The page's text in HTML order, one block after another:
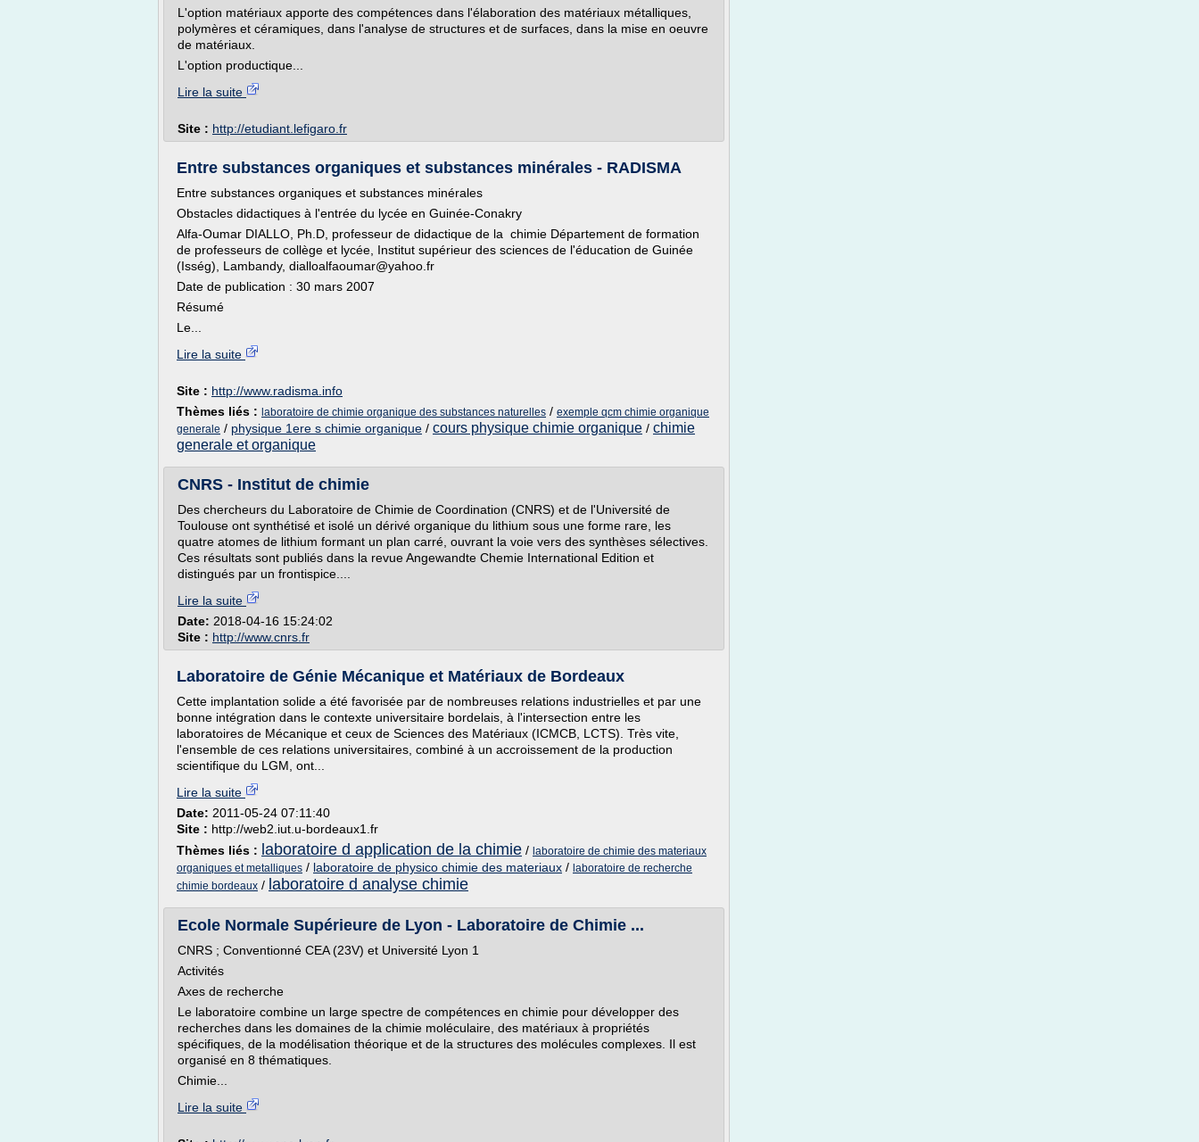
L'option matériaux apporte des compétences dans l'élaboration des matériaux métalliques,
polymères et céramiques, dans l'analyse de structures et de surfaces, dans la mise en oeuvre
de matériaux.
L'option productique...
Lire la suite
Site : http://etudiant.lefigaro.fr
Entre substances organiques et substances minérales - RADISMA
Entre substances organiques et substances minérales
Obstacles didactiques à l'entrée du lycée en Guinée-Conakry
Alfa-Oumar DIALLO, Ph.D, professeur de didactique de la chimie Département de formation
de professeurs de collège et lycée, Institut supérieur des sciences de l'éducation de Guinée
(Isség), Lambandy, dialloalfaoumar@yahoo.fr
Date de publication : 30 mars 2007
Résumé
Le...
Lire la suite
Site : http://www.radisma.info
Thèmes liés : laboratoire de chimie organique des substances naturelles / exemple qcm chimie organique
generale / physique 1ere s chimie organique / cours physique chimie organique / chimie
generale et organique
CNRS - Institut de chimie
Des chercheurs du Laboratoire de Chimie de Coordination (CNRS) et de l'Université de
Toulouse ont synthétisé et isolé un dérivé organique du lithium sous une forme rare, les
quatre atomes de lithium formant un plan carré, ouvrant la voie vers des synthèses sélectives.
Ces résultats sont publiés dans la revue Angewandte Chemie International Edition et
distingués par un frontispice....
Lire la suite
Date: 2018-04-16 15:24:02
Site : http://www.cnrs.fr
Laboratoire de Génie Mécanique et Matériaux de Bordeaux
Cette implantation solide a été favorisée par de nombreuses relations industrielles et par une
bonne intégration dans le contexte universitaire bordelais, à l'intersection entre les
laboratoires de Mécanique et ceux de Sciences des Matériaux (ICMCB, LCTS). Très vite,
l'ensemble de ces relations universitaires, combiné à un accroissement de la production
scientifique du LGM, ont...
Lire la suite
Date: 2011-05-24 07:11:40
Site : http://web2.iut.u-bordeaux1.fr
Thèmes liés : laboratoire d application de la chimie / laboratoire de chimie des materiaux
organiques et metalliques / laboratoire de physico chimie des materiaux / laboratoire de recherche
chimie bordeaux / laboratoire d analyse chimie
Ecole Normale Supérieure de Lyon - Laboratoire de Chimie ...
CNRS ; Conventionné CEA (23V) et Université Lyon 1
Activités
Axes de recherche
Le laboratoire combine un large spectre de compétences en chimie pour développer des
recherches dans les domaines de la chimie moléculaire, des matériaux à propriétés
spécifiques, de la modélisation théorique et de la structures des molécules complexes. Il est
organisé en 8 thématiques.
Chimie...
Lire la suite